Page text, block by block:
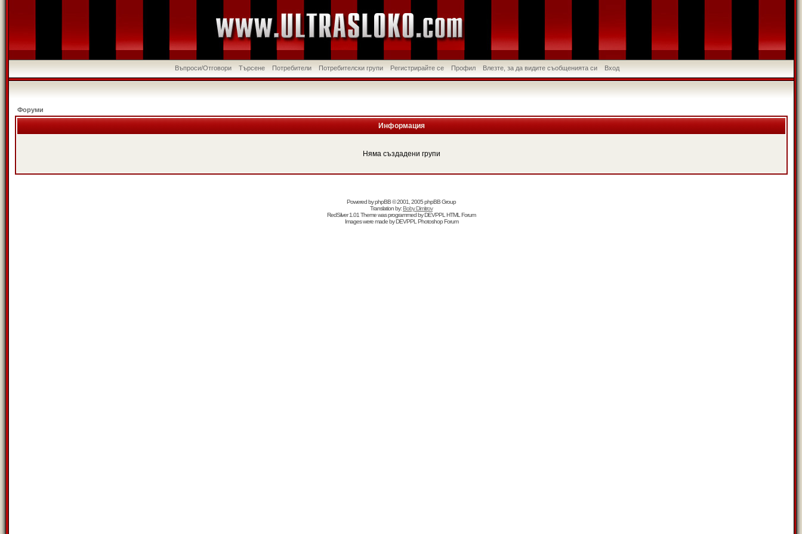
Въпроси/Отговори Търсене Потребители Потребителски групи Регистрирайте се Профил Влезте, за да видите съобщенията си Вход
Форуми
Информация
Няма създадени групи
Powered byphpBB© 2001, 2005 phpBB Group
Translation by:Boby Dimitrov
RedSilver 1.01 Theme was programmed byDEVPPL HTML Forum
Images were made byDEVPPL Photoshop Forum